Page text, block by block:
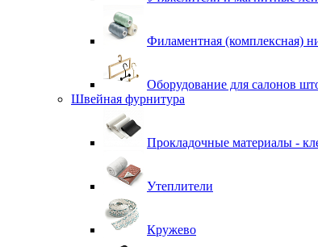
Филаментная (комплексная)
Оборудование для салонов
Швейная фурнитура
Прокладочные материалы -
Утеплители
Кружево